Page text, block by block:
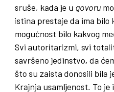
sruše, kada je u govoru
istina prestaje da ima bilo
mogućnost bilo kakvog
Svi autoritarizmi, svi
savršeno jedinstvo, da
što su zaista donosili bila
Krajnja usamljenost. To je